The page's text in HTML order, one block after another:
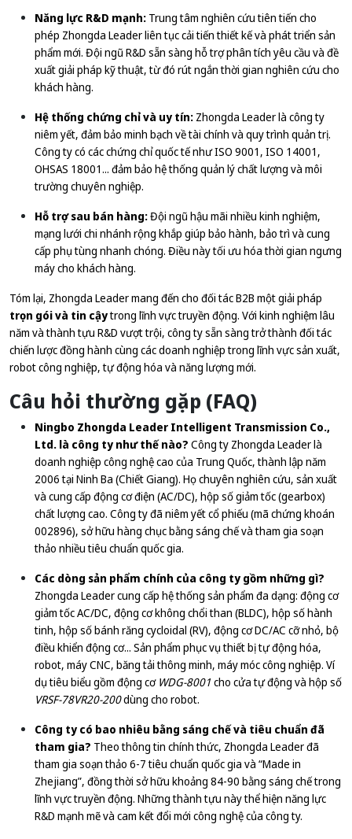
Năng lực R&D mạnh: Trung tâm nghiên cứu tiên tiến cho
phép Zhongda Leader liên tục cải tiến thiết kế và phát triển sản
phẩm mới. Đội ngũ R&D sẵn sàng hỗ trợ phân tích yêu cầu và đề
xuất giải pháp kỹ thuật, từ đó rút ngắn thời gian nghiên cứu cho
khách hàng.
Hệ thống chứng chỉ và uy tín: Zhongda Leader là công ty
niêm yết, đảm bảo minh bạch về tài chính và quy trình quản trị.
Công ty có các chứng chỉ quốc tế như ISO 9001, ISO 14001,
OHSAS 18001... đảm bảo hệ thống quản lý chất lượng và môi
trường chuyên nghiệp.
Hỗ trợ sau bán hàng:Đội ngũ hậu mãi nhiều kinh nghiệm,
mạng lưới chi nhánh rộng khắp giúp bảo hành, bảo trì và cung
cấp phụ tùng nhanh chóng. Điều này tối ưu hóa thời gian ngưng
máy cho khách hàng.
Tóm lại, Zhongda Leader mang đến cho đối tác B2B một giải pháp
trọn gói và tin cậytrong lĩnh vực truyền động. Với kinh nghiệm lâu
năm và thành tựu R&D vượt trội, công ty sẵn sàng trở thành đối tác
chiến lược đồng hành cùng các doanh nghiệp trong lĩnh vực sản xuất,
robot công nghiệp, tự động hóa và năng lượng mới.
Câu hỏi thường gặp (FAQ)
Ningbo Zhongda Leader Intelligent Transmission Co.,
Ltd. là công ty như thế nào? Công ty Zhongda Leader là
doanh nghiệp công nghệ cao của Trung Quốc, thành lập năm
2006 tại Ninh Ba (Chiết Giang). Họ chuyên nghiên cứu, sản xuất
và cung cấp động cơ điện (AC/DC), hộp số giảm tốc (gearbox)
chất lượng cao. Công ty đã niêm yết cổ phiếu (mã chứng khoán
002896), sở hữu hàng chục bằng sáng chế và tham gia soạn
thảo nhiều tiêu chuẩn quốc gia.
Các dòng sản phẩm chính của công ty gồm những gì?
Zhongda Leader cung cấp hệ thống sản phẩm đa dạng: động cơ
giảm tốc AC/DC, động cơ không chổi than (BLDC), hộp số hành
tinh, hộp số bánh răng cycloidal (RV), động cơ DC/AC cỡ nhỏ, bộ
điều khiển động cơ... Sản phẩm phục vụ thiết bị tự động hóa,
robot, máy CNC, băng tải thông minh, máy móc công nghiệp. Ví
dụ tiêu biểu gồm động cơ WDG-8001cho cửa tự động và hộp số
VRSF-78VR20-200dùng cho robot.
Công ty có bao nhiêu bằng sáng chế và tiêu chuẩn đã
tham gia? Theo thông tin chính thức, Zhongda Leader đã
tham gia soạn thảo 6-7 tiêu chuẩn quốc gia và “Made in
Zhejiang”, đồng thời sở hữu khoảng 84-90 bằng sáng chế trong
lĩnh vực truyền động. Những thành tựu này thể hiện năng lực
R&D mạnh mẽ và cam kết đổi mới công nghệ của công ty.